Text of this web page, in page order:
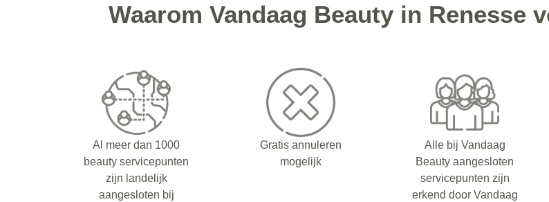
Waarom Vandaag Beauty in Renesse
Al meer dan 1000
beauty servicepunten
zijn landelijk
aangesloten bij
Gratis annuleren
mogelijk
Alle bij Vandaag
Beauty aangesloten
servicepunten zijn
erkend door Vandaag